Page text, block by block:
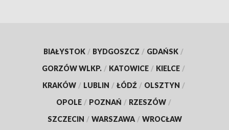
BIAŁYSTOK / BYDGOSZCZ / GDAŃSK /
GORZÓW WLKP. / KATOWICE / KIELCE /
KRAKÓW / LUBLIN / ŁÓDŹ / OLSZTYN /
OPOLE / POZNAŃ / RZESZÓW /
SZCZECIN / WARSZAWA / WROCŁAW